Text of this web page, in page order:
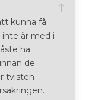
kunna få
är med i
ha
de
tvisten